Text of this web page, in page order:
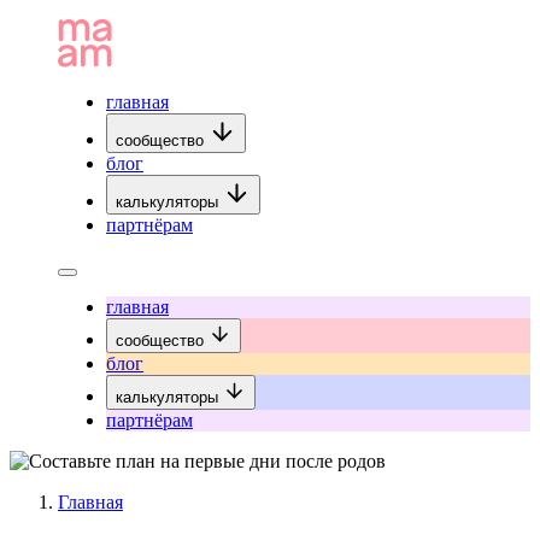
главная
сообщество
блог
калькуляторы
партнёрам
главная
сообщество
блог
калькуляторы
партнёрам
Главная